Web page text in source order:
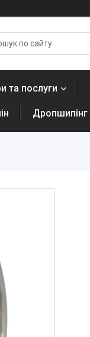
та послуги
Дропшипінг